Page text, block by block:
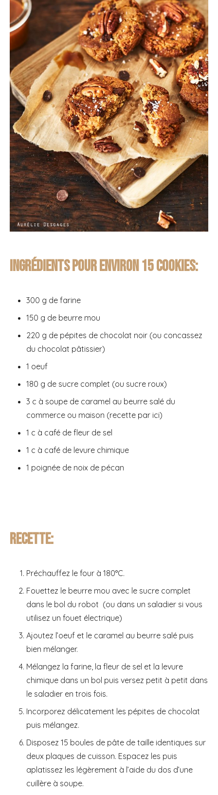
Ingrédients pour environ 15 cookies:
300 g de farine
150 g de beurre mou
220 g de pépites de chocolat noir (ou concassez
du chocolat pâtissier)
1 oeuf
180 g de sucre complet (ou sucre roux)
3 c à soupe de caramel au beurre salé du
commerce ou maison (recette par ici)
1 c à café de fleur de sel
1 c à café de levure chimique
1 poignée de noix de pécan
Recette:
Préchauffez le four à 180°C.
Fouettez le beurre mou avec le sucre complet
dans le bol du robot (ou dans un saladier si vous
utilisez un fouet électrique)
Ajoutez l’oeuf et le caramel au beurre salé puis
bien mélanger.
Mélangez la farine, la fleur de sel et la levure
chimique dans un bol puis versez petit à petit dans
le saladier en trois fois.
Incorporez délicatement les pépites de chocolat
puis mélangez.
Disposez 15 boules de pâte de taille identiques sur
deux plaques de cuisson. Espacez les puis
aplatissez les légèrement à l’aide du dos d’une
cuillère à soupe.